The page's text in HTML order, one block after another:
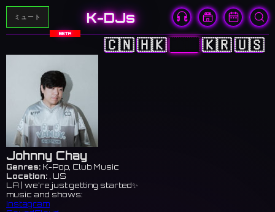
ミュート K-DJs
BETA
🇨🇳🇭🇰🇯🇵 🇰🇷🇺🇸
Johnny Chay
Genres: K-Pop, Club Music
Location: , US
LA | we’re just getting started✨
music and shows:
Instagram